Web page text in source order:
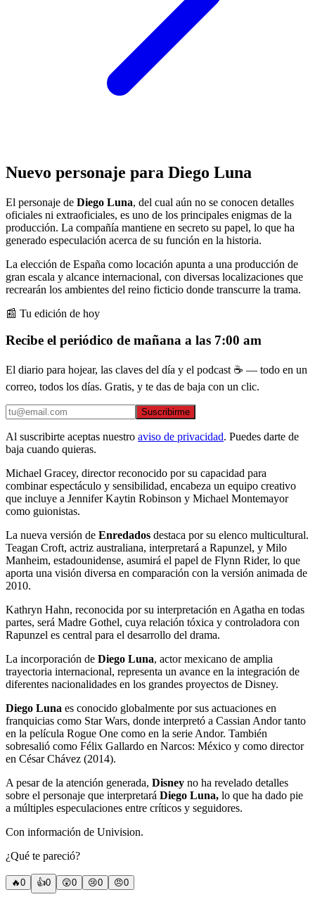
Nuevo personaje para Diego Luna
El personaje de Diego Luna, del cual aún no se conocen detalles
oficiales ni extraoficiales, es uno de los principales enigmas de la
producción. La compañía mantiene en secreto su papel, lo que ha
generado especulación acerca de su función en la historia.
La elección de España como locación apunta a una producción de
gran escala y alcance internacional, con diversas localizaciones que
recrearán los ambientes del reino ficticio donde transcurre la trama.
📰 Tu edición de hoy
Recibe el periódico de mañana a las 7:00 am
El diario para hojear, las claves del día y el podcast ☕ — todo en un
correo, todos los días. Gratis, y te das de baja con un clic.
Suscribirme
Al suscribirte aceptas nuestro aviso de privacidad. Puedes darte de
baja cuando quieras.
Michael Gracey, director reconocido por su capacidad para
combinar espectáculo y sensibilidad, encabeza un equipo creativo
que incluye a Jennifer Kaytin Robinson y Michael Montemayor
como guionistas.
La nueva versión de Enredados destaca por su elenco multicultural.
Teagan Croft, actriz australiana, interpretará a Rapunzel, y Milo
Manheim, estadounidense, asumirá el papel de Flynn Rider, lo que
aporta una visión diversa en comparación con la versión animada de
2010.
Kathryn Hahn, reconocida por su interpretación en Agatha en todas
partes, será Madre Gothel, cuya relación tóxica y controladora con
Rapunzel es central para el desarrollo del drama.
La incorporación de Diego Luna, actor mexicano de amplia
trayectoria internacional, representa un avance en la integración de
diferentes nacionalidades en los grandes proyectos de Disney.
Diego Luna es conocido globalmente por sus actuaciones en
franquicias como Star Wars, donde interpretó a Cassian Andor tanto
en la película Rogue One como en la serie Andor. También
sobresalió como Félix Gallardo en Narcos: México y como director
en César Chávez (2014).
A pesar de la atención generada, Disney no ha revelado detalles
sobre el personaje que interpretará Diego Luna, lo que ha dado pie
a múltiples especulaciones entre críticos y seguidores.
Con información de Univision.
¿Qué te pareció?
🔥0 👍0 😲0 😢0 😠0